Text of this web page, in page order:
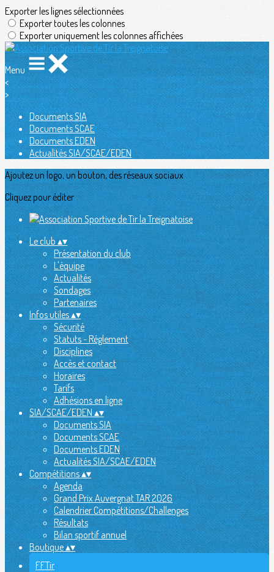
Exporter les lignes sélectionnées
Exporter toutes les colonnes
Exporter uniquement les colonnes affichées
Menu
<
>
Documents SIA
Documents SCAE
Documents EDEN
Actualités SIA/SCAE/EDEN
Ajoutez un logo, un bouton, des réseaux sociaux
Cliquez pour éditer
Le club▴▾
Présentation du club
L'équipe
Actualités
Sondages
Partenaires
Infos utiles▴▾
Sécurité
Statuts - Réglement
Disciplines
Accès et contact
Horaires
Tarifs
Adhésions en ligne
SIA/SCAE/EDEN▴▾
Documents SIA
Documents SCAE
Documents EDEN
Actualités SIA/SCAE/EDEN
Compétitions▴▾
Agenda
Grand Prix Auvergnat TAR 2026
Calendrier Compétitions/Challenges
Résultats
Bilan sportif annuel
Boutique▴▾
FFTir